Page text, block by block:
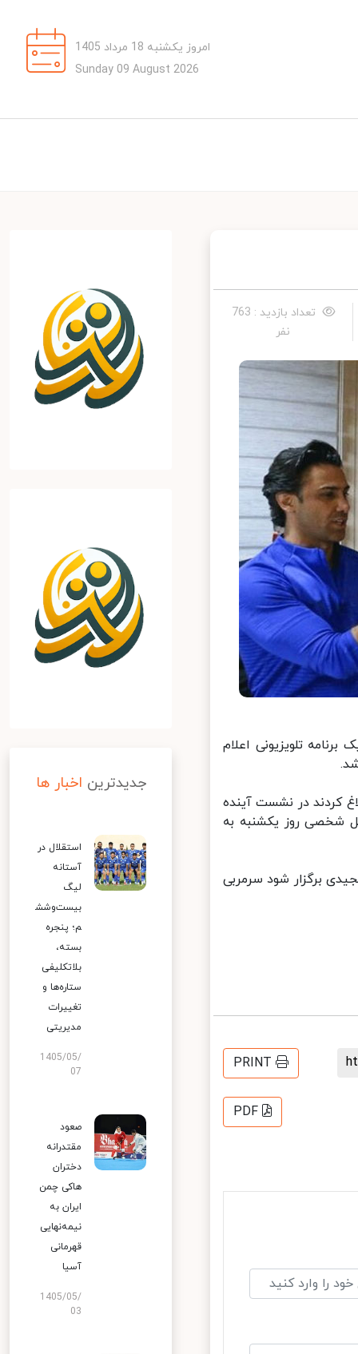
امروز یکشنبه 18 مرداد 1405
Sunday 09 August 2026
تعداد بازدید : 763
نفر
تلویزیونی اعلام
کردند در نشست آینده
شخصی روز یکشنبه به
برگزار شود سرمربی
PRINT
PDF
جدیدترین اخبار ها
استقلال در
آستانه
لیگ
بیست‌وشش
م؛ پنجره
بسته،
بلاتکلیفی
ستاره‌ها و
تغییرات
مدیریتی
1405/05/
07
صعود
مقتدرانه
دختران
هاکی چمن
ایران به
نیمه‌نهایی
قهرمانی
آسیا
1405/05/
03